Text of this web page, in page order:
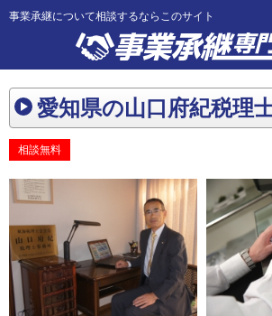
事業承継について相談するならこのサイト
愛知県の山口府紀税理
相談無料